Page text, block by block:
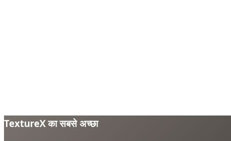
TextureX का सबसे अच्छा